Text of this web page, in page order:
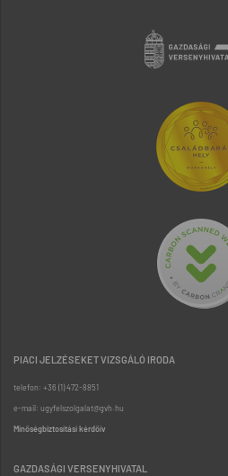
PIACI JELZÉSEKET VIZSGÁLÓ IRODA
telefon: +36 (1) 472-8851
e-mail: ugyfelszolgalat@gvh.hu
Minőségbiztosítási kérdőív
GAZDASÁGI VERSENYHIVATAL